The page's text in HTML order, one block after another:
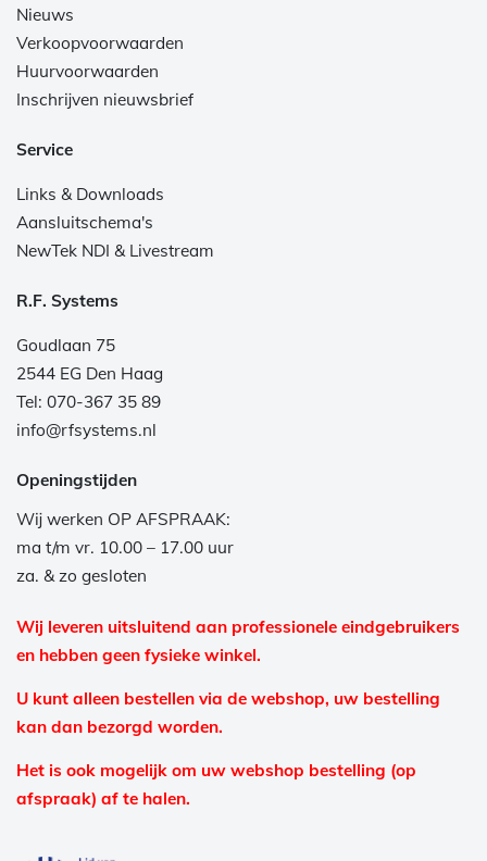
Nieuws
Verkoopvoorwaarden
Huurvoorwaarden
Inschrijven nieuwsbrief
Service
Links & Downloads
Aansluitschema's
NewTek NDI & Livestream
R.F. Systems
Goudlaan 75
2544 EG Den Haag
Tel: 070-367 35 89
info@rfsystems.nl
Openingstijden
Wij werken OP AFSPRAAK:
ma t/m vr. 10.00 – 17.00 uur
za. & zo gesloten
Wij leveren uitsluitend aan professionele eindgebruikers
en hebben geen fysieke winkel.
U kunt alleen bestellen via de webshop, uw bestelling
kan dan bezorgd worden.
Het is ook mogelijk om uw webshop bestelling (op
afspraak) af te halen.